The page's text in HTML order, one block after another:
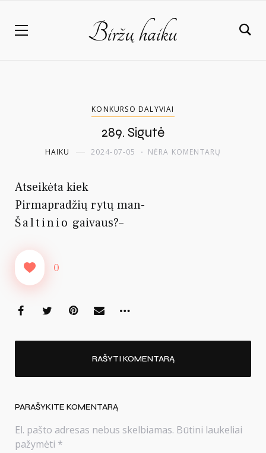
KONKURSO DALYVIAI
289. Sigutė
HAIKU 2024-07-05 NĖRA KOMENTARŲ
Atseikėta kiek
Pirmapradžių rytų man-
Šaltinio gaivaus?–
0
RAŠYTI KOMENTARĄ
PARAŠYKITE KOMENTARĄ
El. pašto adresas nebus skelbiamas. Būtini laukeliai
pažymėti *